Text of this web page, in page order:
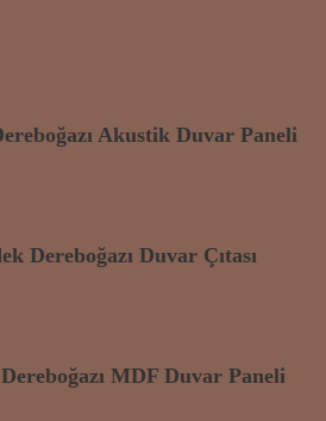
Akustik Duvar Paneli
Dereboğazı Duvar Çıtası
MDF Duvar Paneli